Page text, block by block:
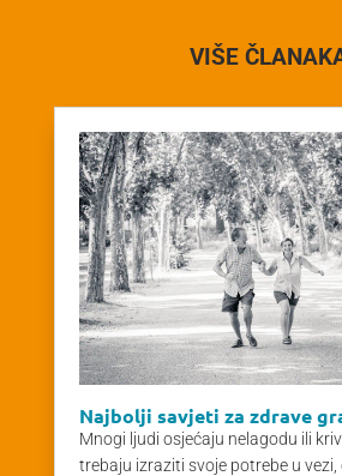
VIŠE
Najbolji savjeti za zdrave
Mnogi ljudi osjećaju nelagodu ili
trebaju izraziti svoje potrebe u